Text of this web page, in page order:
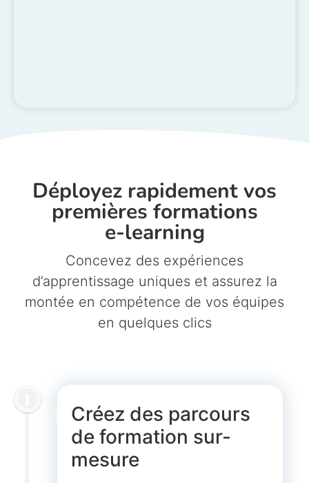
Déployez rapidement vos
premières formations
e-learning
Concevez des expériences
d’apprentissage uniques et assurez la
montée en compétence de vos équipes
en quelques clics
Créez des parcours
de formation sur-
mesure